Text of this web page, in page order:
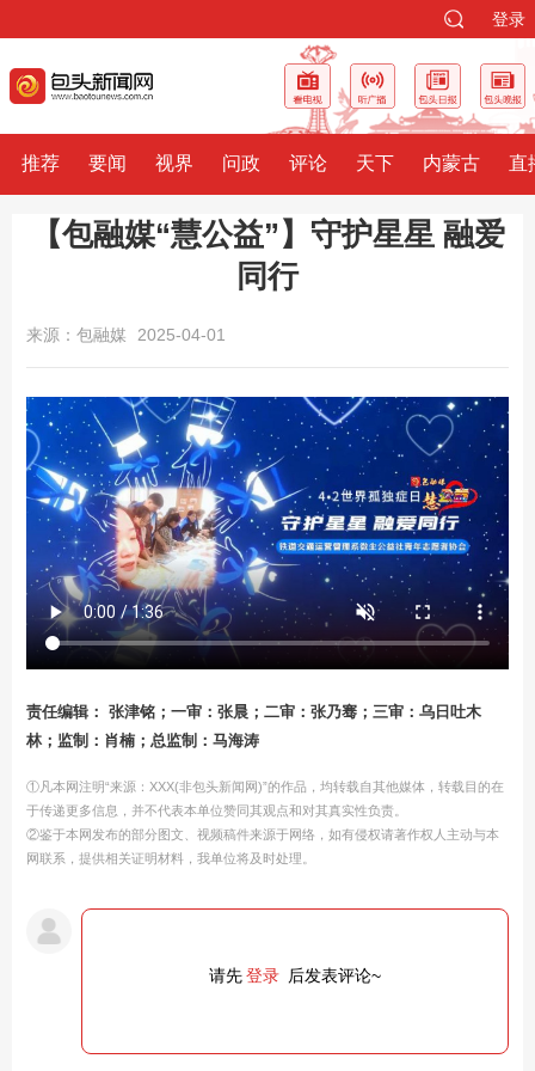
登录
推荐 要闻 视界 问政 评论 天下 内蒙古 直
【包融媒“慧公益”】守护星星 融爱
同行
来源：包融媒 2025-04-01
责任编辑： 张津铭；一审：张晨；二审：张乃骞；三审：乌日吐木
林；监制：肖楠；总监制：马海涛
①凡本网注明“来源：XXX(非包头新闻网)”的作品，均转载自其他媒体，转载目的在
于传递更多信息，并不代表本单位赞同其观点和对其真实性负责。
②鉴于本网发布的部分图文、视频稿件来源于网络，如有侵权请著作权人主动与本
网联系，提供相关证明材料，我单位将及时处理。
请先登录 后发表评论~